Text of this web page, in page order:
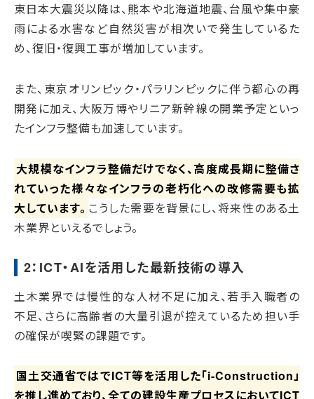
東日本大震災以降は、熊本や北海道地震、台風や集中豪
雨による水害など自然災害が相次いで発生しているた
め、復旧・復興工事が増加しています。
また、東京オリンピック・パラリンピックに伴う都心の再
開発に加え、大阪万博やリニア新幹線の開業予定といっ
たインフラ整備も加速しています。
大規模なインフラ整備だけでなく、高度成長期に整備さ
れていった様々なインフラの老朽化への改修需要も拡
大しています。 こうした需要を背景にし、将来性のある土
木業界といえるでしょう。
2：ICT・AIを活用した最新技術の導入
土木業界では慢性的な人材不足に加え、若手入職者の
不足、さらに高齢者の大量引退が控えているため担い手
の確保が喫緊の課題です。
国土交通省ではでICT等を活用した「i-Construction」
を推し進めており、全ての建設生産プロセスにおいてICT